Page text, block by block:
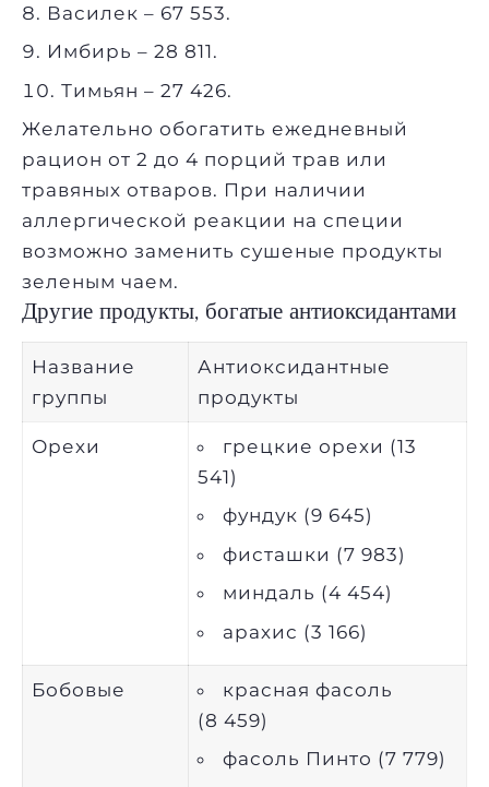
Василек – 67 553.
Имбирь – 28 811.
Тимьян – 27 426.
Желательно обогатить ежедневный
рацион от 2 до 4 порций трав или
травяных отваров. При наличии
аллергической реакции на специи
возможно заменить сушеные продукты
зеленым чаем.
Другие продукты, богатые антиоксидантами
Название
группы
Антиоксидантные
продукты
Орехи
грецкие орехи (13
541)
фундук (9 645)
фисташки (7 983)
миндаль (4 454)
арахис (3 166)
Бобовые
красная фасоль
(8 459)
фасоль Пинто (7 779)